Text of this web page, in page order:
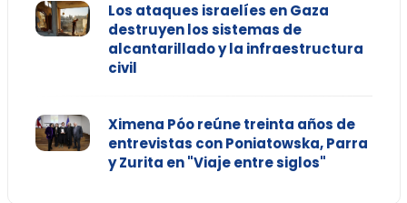
Los ataques israelíes en Gaza
destruyen los sistemas de
alcantarillado y la infraestructura
civil
Ximena Póo reúne treinta años de
entrevistas con Poniatowska, Parra
y Zurita en "Viaje entre siglos"